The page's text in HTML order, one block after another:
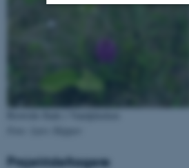
Projektdeltagere
Nødvendige cookies
grundlæggende